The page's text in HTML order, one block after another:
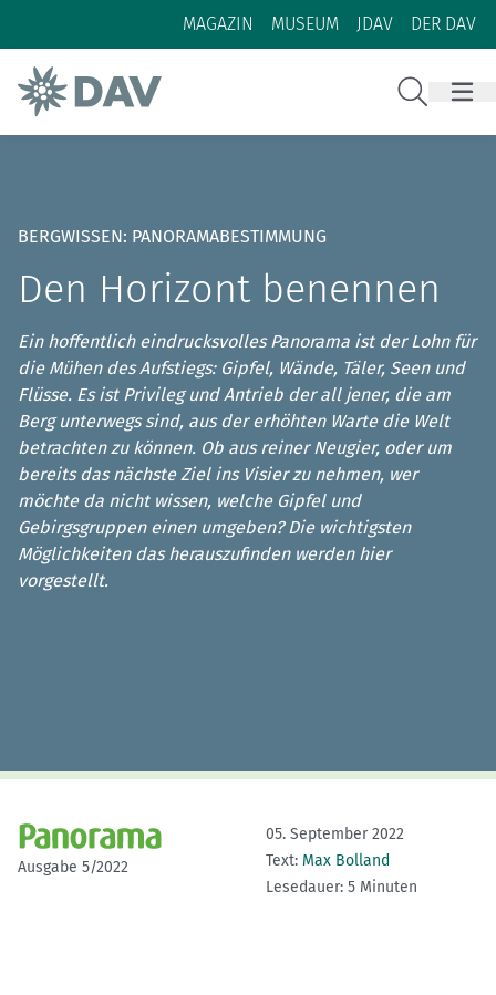
Zum Inhalt
Zur Footer-Navigation
MAGAZIN MUSEUM JDAV DER DAV
BERGWISSEN: PANORAMABESTIMMUNG
Den Horizont benennen
Ein hoffentlich eindrucksvolles Panorama ist der Lohn für
die Mühen des Aufstiegs: Gipfel, Wände, Täler, Seen und
Flüsse. Es ist Privileg und Antrieb der all jener, die am
Berg unterwegs sind, aus der erhöhten Warte die Welt
betrachten zu können. Ob aus reiner Neugier, oder um
bereits das nächste Ziel ins Visier zu nehmen, wer
möchte da nicht wissen, welche Gipfel und
Gebirgsgruppen einen umgeben? Die wichtigsten
Möglichkeiten das herauszufinden werden hier
vorgestellt.
Ausgabe 5/2022
05. September 2022
Text: Max Bolland
Lesedauer: 5 Minuten